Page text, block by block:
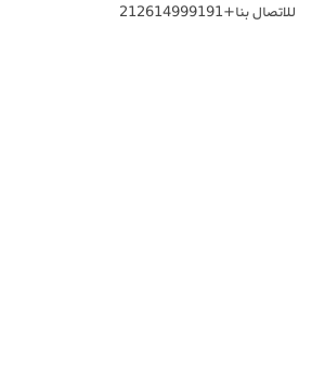
للاتصال بنا+212614999191